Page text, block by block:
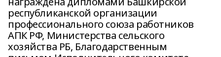
республиканской организации
профессионального союза работников
АПК РФ, Министерства сельского
хозяйства РБ, Благодарственным